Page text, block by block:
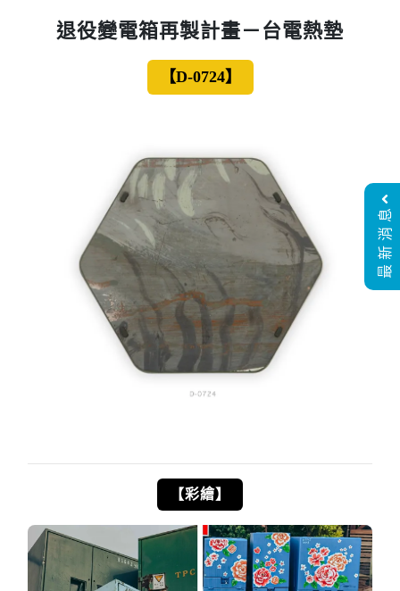
退役變電箱再製計畫－台電熱墊
【D-0724】
【彩繪】
最新消息